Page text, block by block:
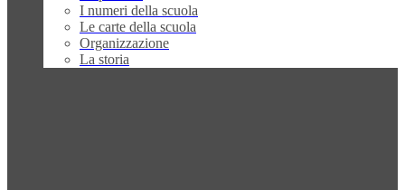
I numeri della scuola
Le carte della scuola
Organizzazione
La storia